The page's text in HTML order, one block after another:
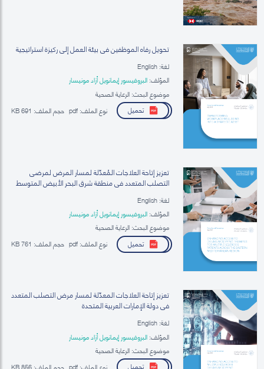
تحويل رفاه الموظفين في بيئة العمل إلى ركيزة استراتيجية
لغة: English
المؤلف: البروفيسور إيمانويل أزاد مونيسار
موضوع البحث: الرعاية الصحية
تحميل
نوع الملف: حجم الملف:
تعزيز إتاحة العلاجات المُعدِّلة لمسار المرض لمرضى
التصلب المتعدد في منطقة شرق البحر الأبيض المتوسط
لغة: English
المؤلف: البروفيسور إيمانويل أزاد مونيسار
موضوع البحث: الرعاية الصحية
تحميل
نوع الملف: حجم الملف:
تعزيز إتاحة العلاجات المعدِّلة لمسار مرض التصلب المتعدد
في دولة الإمارات العربية المتحدة
لغة: English
المؤلف: البروفيسور إيمانويل أزاد مونيسار
موضوع البحث: الرعاية الصحية
تحميل